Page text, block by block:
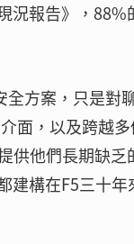
況報告》，
方案，只是對
面，以及跨越
他們長期缺
建構在F5三十